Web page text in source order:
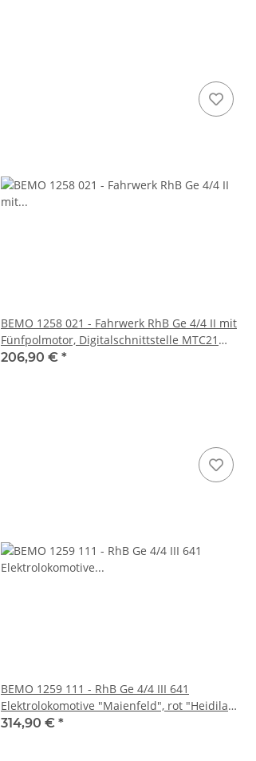
BEMO 1258 021 - Fahrwerk RhB Ge 4/4 II mit
Fünfpolmotor, Digitalschnittstelle MTC21
(NEM 660), LED Signallicht 3+1 und
206,90 € *
BEMO 1259 111 - RhB Ge 4/4 III 641
Elektrolokomotive "Maienfeld", rot "Heidiland
Bernina Express"
314,90 € *